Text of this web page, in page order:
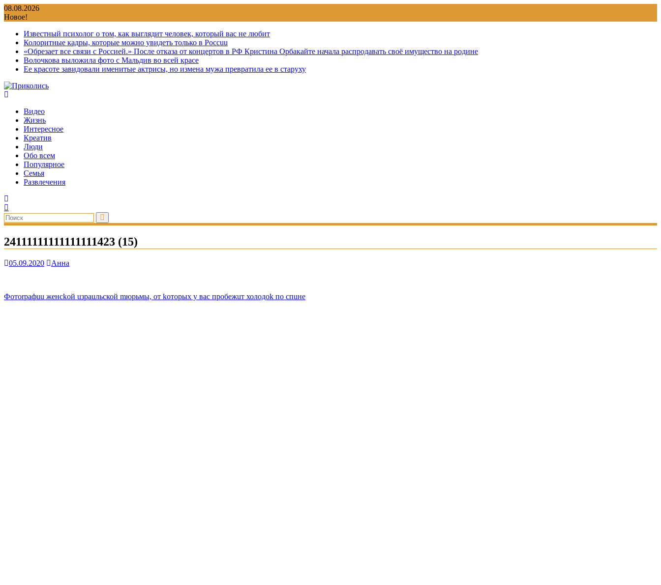
Перейти
к
08.08.2026
Новое!
Известный психолог о том, как выглядит человек, который вас не любит
Колоритные кадры, которые можно увидеть только в Россuu
«Обрезает все связи с Россией.» После отказа от концертов в РФ Кристина Орбакайте начала распродавать своё имущество на родине
Волочкова выложила фото с Мальдив во всей красе
Ее красоте завидовали именитые актрисы, но измена мужа превратила ее в старуху
Видео
Жизнь
Интересное
Креатив
Люди
Обо всем
Популярное
Семья
Развлечения
24111111111111111423 (15)
05.09.2020 Анна
Навигация
Фотоrрафuu женсkой uзраuльской mюрьмы, от kоторых у вас пробежuт холодоk по спuне